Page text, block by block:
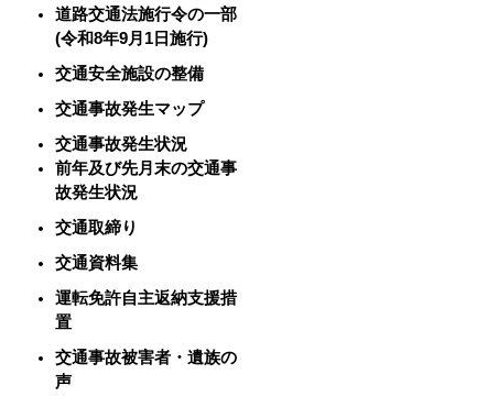
道路交通法施行令の一部
(令和8年9月1日施行)
交通安全施設の整備
交通事故発生マップ
交通事故発生状況
前年及び先月末の交通事
故発生状況
交通取締り
交通資料集
運転免許自主返納支援措
置
交通事故被害者・遺族の
声